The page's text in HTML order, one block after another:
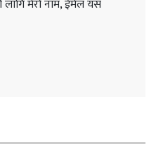
लागि मेरो नाम, ईमेल यस